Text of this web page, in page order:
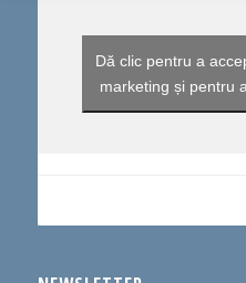
Dă clic pentru a
marketing și pentru